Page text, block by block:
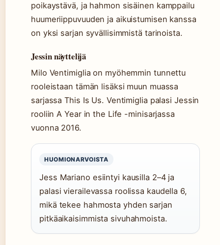
poikaystävä, ja hahmon sisäinen kamppailu
huumeriippuvuuden ja aikuistumisen kanssa
on yksi sarjan syvällisimmistä tarinoista.
Jessin näyttelijä
Milo Ventimiglia on myöhemmin tunnettu
rooleistaan tämän lisäksi muun muassa
sarjassa This Is Us. Ventimiglia palasi Jessin
rooliin A Year in the Life -minisarjassa
vuonna 2016.
HUOMIONARVOISTA
Jess Mariano esiintyi kausilla 2–4 ja
palasi vierailevassa roolissa kaudella 6,
mikä tekee hahmosta yhden sarjan
pitkäaikaisimmista sivuhahmoista.